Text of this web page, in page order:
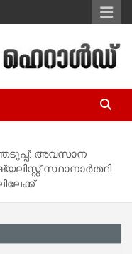
അവസാന
സ്ഥാനാർത്ഥി